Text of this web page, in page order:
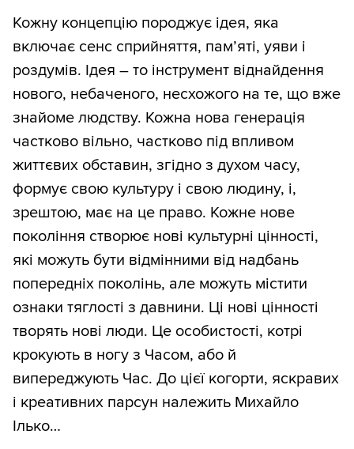
Кожну концепцію породжує ідея, яка
включає сенс сприйняття, пам’яті, уяви і
роздумів. Ідея – то інструмент віднайдення
нового, небаченого, несхожого на те, що вже
знайоме людству. Кожна нова генерація
частково вільно, частково під впливом
життєвих обставин, згідно з духом часу,
формує свою культуру і свою людину, і,
зрештою, має на це право. Кожне нове
покоління створює нові культурні цінності,
які можуть бути відмінними від надбань
попередніх поколінь, але можуть містити
ознаки тяглості з давнини. Ці нові цінності
творять нові люди. Це особистості, котрі
крокують в ногу з Часом, або й
випереджують Час. До цієї когорти, яскравих
і креативних парсун належить Михайло
Ілько…